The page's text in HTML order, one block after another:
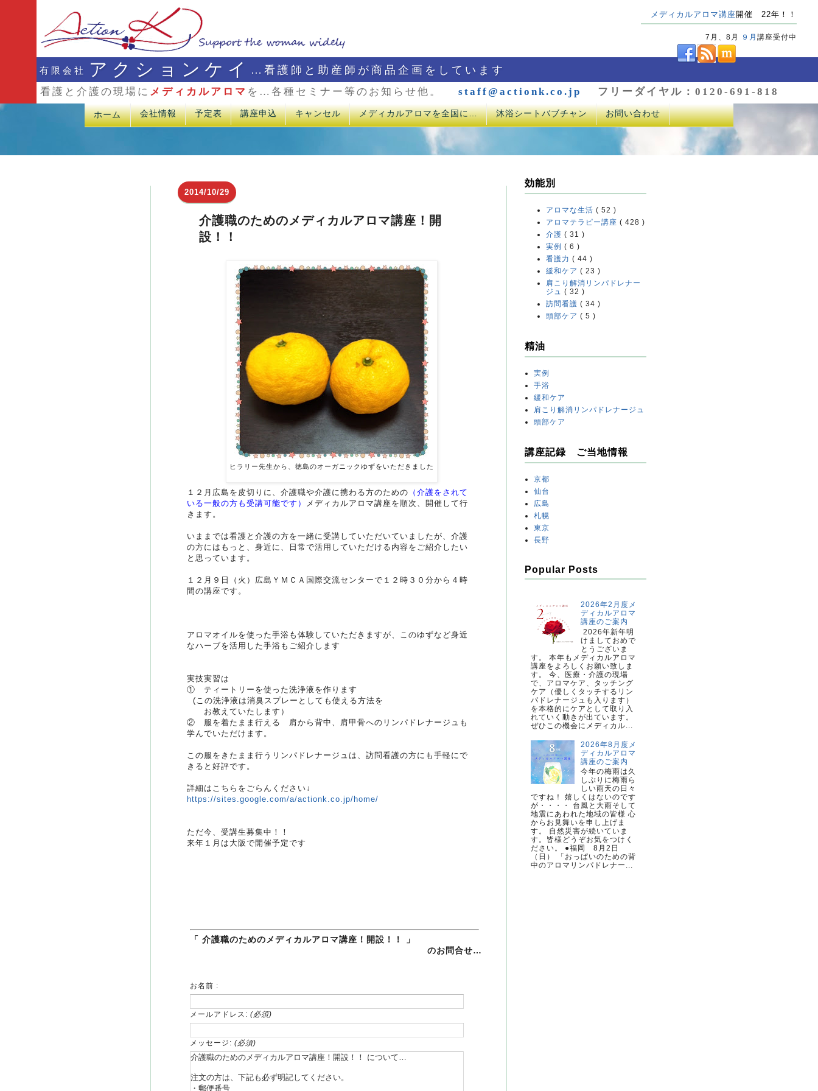
メディカルアロマ講座開催 22年！！
7月、8月 ９月 講座受付中
有限会社 アクションケイ …看護師と助産師が商品企画をしています
看護と介護の現場に メディカルアロマ を…各種セミナー等のお知らせ他。 staff@actionk.co.jp フリーダイヤル：0120-691-818
ホーム 会社情報 予定表 講座申込 キャンセル メディカルアロマを全国に… 沐浴シートバブチャン お問い合わせ
2014/10/29
介護職のためのメディカルアロマ講座！開
設！！
ヒラリー先生から、徳島のオーガニックゆずをいただきました
１２月広島を皮切りに、介護職や介護に携わる方のための （介護をされて
いる一般の方も受講可能です）
メディカルアロマ講座を順次、開催して行
きます。
いままでは看護と介護の方を一緒に受講していただいていましたが、介護
の方にはもっと、身近に、日常で活用していただける内容をご紹介したい
と思っています。
１２月９日（火）広島ＹＭＣＡ国際交流センターで１２時３０分から４時
間の講座です。
アロマオイルを使った手浴も体験していただきますが、このゆずなど身近
なハーブを活用した手浴もご紹介します
実技実習は
① ティートリーを使った洗浄液を作ります
(この洗浄液は消臭スプレーとしても使える方法を
お教えていたします）
② 服を着たまま行える 肩から背中、肩甲骨へのリンパドレナージュも
学んでいただけます。
この服をきたまま行うリンパドレナージュは、訪問看護の方にも手軽にで
きると好評です。
詳細はこちらをごらんください↓
https://sites.google.com/a/actionk.co.jp/home/
ただ今、受講生募集中！！
来年１月は大阪で開催予定です
「 介護職のためのメディカルアロマ講座！開設！！ 」
のお問合せ…
お名前 :
メールアドレス: (必須)
メッセージ: (必須)
効能別
アロマな生活 ( 52 )
アロマテラピー講座 ( 428 )
介護 ( 31 )
実例 ( 6 )
看護力 ( 44 )
緩和ケア ( 23 )
肩こり解消リンパドレナー
ジュ ( 32 )
訪問看護 ( 34 )
頭部ケア ( 5 )
精油
実例
手浴
緩和ケア
肩こり解消リンパドレナージュ
頭部ケア
講座記録 ご当地情報
京都
仙台
広島
札幌
東京
長野
Popular Posts
2026年2月度メ
ディカルアロマ
講座のご案内
2026年新年明
けましておめで
とうございま
す。 本年もメディカルアロマ
講座をよろしくお願い致しま
す。 今、医療・介護の現場
で、アロマケア、タッチング
ケア（優しくタッチするリン
パドレナージュも入ります）
を本格的にケアとして取り入
れていく動きが出ています。
ぜひこの機会にメディカル...
2026年8月度メ
ディカルアロマ
講座のご案内
今年の梅雨は久
しぶりに梅雨ら
しい雨天の日々
ですね！ 嬉しくはないのです
が・・・・ 台風と大雨そして
地震にあわれた地域の皆様 心
からお見舞いを申し上げま
す。 自然災害が続いていま
す。皆様どうぞお気をつけく
ださい。 ●福岡 8月2日
（日） 「おっぱいのための背
中のアロマリンパドレナー...